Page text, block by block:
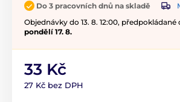
Do 3 pracovních dnů na skladě
Objednávky do 13. 8. 12:00, předpokládané
pondělí 17. 8.
33 Kč
27 Kč bez DPH